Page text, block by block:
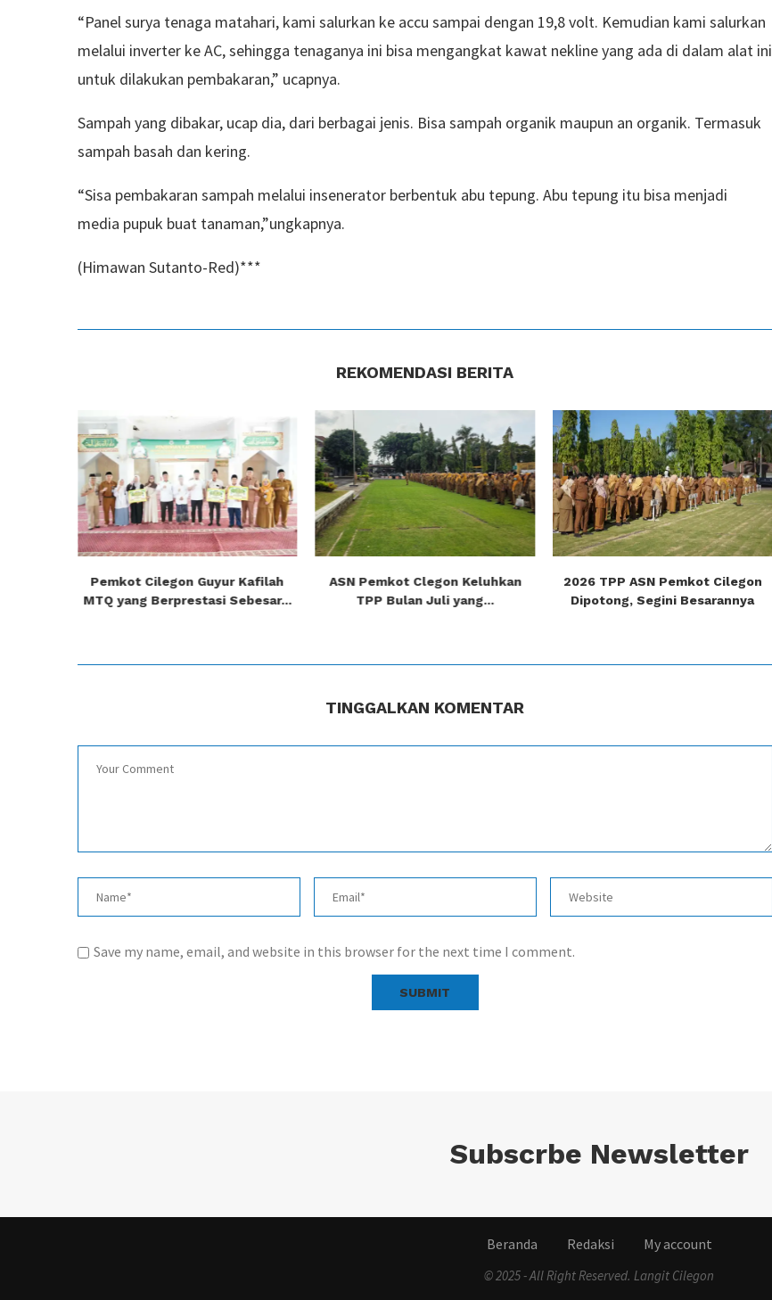
“Panel surya tenaga matahari, kami salurkan ke accu sampai dengan 19,8 volt. Kemudian kami salurkan
melalui inverter ke AC, sehingga tenaganya ini bisa mengangkat kawat nekline yang ada di dalam alat ini
untuk dilakukan pembakaran,” ucapnya.
Sampah yang dibakar, ucap dia, dari berbagai jenis. Bisa sampah organik maupun an organik. Termasuk
sampah basah dan kering.
“Sisa pembakaran sampah melalui insenerator berbentuk abu tepung. Abu tepung itu bisa menjadi
media pupuk buat tanaman,”ungkapnya.
(Himawan Sutanto-Red)***
REKOMENDASI BERITA
Pemkot Cilegon Guyur Kafilah
MTQ yang Berprestasi Sebesar...
ASN Pemkot Clegon Keluhkan
TPP Bulan Juli yang...
2026 TPP ASN Pemkot Cilegon
Dipotong, Segini Besarannya
TINGGALKAN KOMENTAR
Save my name, email, and website in this browser for the next time I comment.
Subscrbe Newsletter
Beranda Redaksi My account
© 2025 - All Right Reserved. Langit Cilegon